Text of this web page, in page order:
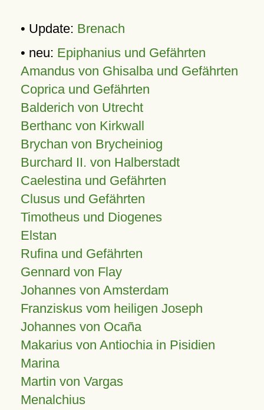
• Update: Brenach
• neu: Epiphanius und Gefährten
Amandus von Ghisalba und Gefährten
Coprica und Gefährten
Balderich von Utrecht
Berthanc von Kirkwall
Brychan von Brycheiniog
Burchard II. von Halberstadt
Caelestina und Gefährten
Clusus und Gefährten
Timotheus und Diogenes
Elstan
Rufina und Gefährten
Gennard von Flay
Johannes von Amsterdam
Franziskus vom heiligen Joseph
Johannes von Ocaña
Makarius von Antiochia in Pisidien
Marina
Martin von Vargas
Menalchius